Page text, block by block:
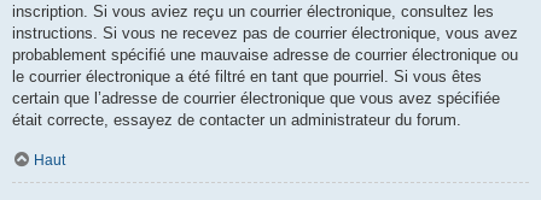
inscription. Si vous aviez reçu un courrier électronique, consultez les
instructions. Si vous ne recevez pas de courrier électronique, vous avez
probablement spécifié une mauvaise adresse de courrier électronique ou
le courrier électronique a été filtré en tant que pourriel. Si vous êtes
certain que l’adresse de courrier électronique que vous avez spécifiée
était correcte, essayez de contacter un administrateur du forum.
Haut